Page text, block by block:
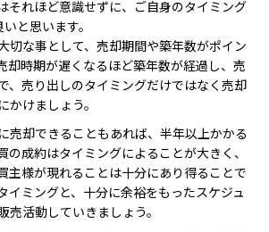
それほど意識せずに、ご自身のタイミング
と思います。
切な事として、売却期間や築年数がポイン
却時期が遅くなるほど築年数が経過し、売
、売り出しのタイミングだけではなく売却
けましょう。
売却できることもあれば、半年以上かかる
の成約はタイミングによることが大きく、
主様が現れることは十分にあり得ることで
イミングと、十分に余裕をもったスケジュ
売活動していきましょう。